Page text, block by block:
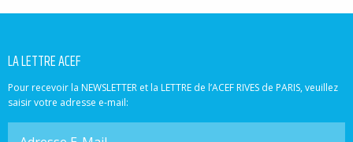
LA LETTRE ACEF
Pour recevoir la NEWSLETTER et la LETTRE de l’ACEF RIVES de PARIS, veuillez
saisir votre adresse e-mail: